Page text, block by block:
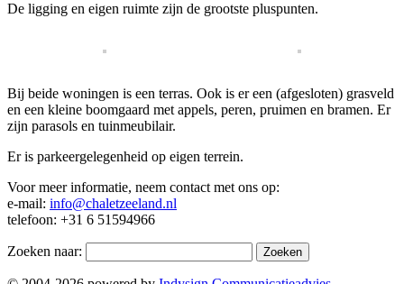
De ligging en eigen ruimte zijn de grootste pluspunten.
Bij beide woningen is een terras. Ook is er een (afgesloten) grasveld
en een kleine boomgaard met appels, peren, pruimen en bramen. Er
zijn parasols en tuinmeubilair.
Er is parkeergelegenheid op eigen terrein.
Voor meer informatie, neem contact met ons op:
e-mail: info@chaletzeeland.nl
telefoon: +31 6 51594966
Zoeken naar: